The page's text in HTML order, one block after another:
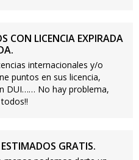
CON LICENCIA EXPIRADA
internacionales y/o
puntos en sus licencia,
DUI…… No hay problema,
GRATIS.